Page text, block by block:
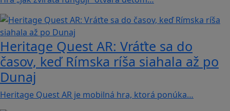
Heritage Quest AR: Vráťte sa do
časov, keď Rímska ríša siahala až po
Dunaj
Heritage Quest AR je mobilná hra, ktorá ponúka…